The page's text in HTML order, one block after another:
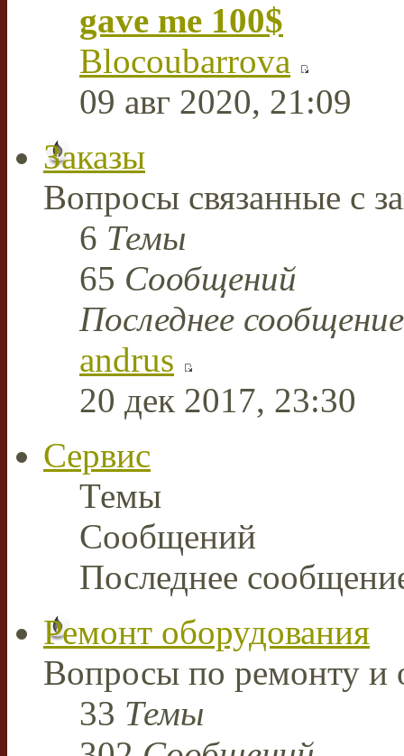
gave me 100$
Blocoubarrova
09 авг 2020, 21:09
Заказы
Вопросы связанные с
6 Темы
65 Сообщений
Последнее сообщение
andrus
20 дек 2017, 23:30
Сервис
Темы
Сообщений
Последнее
Ремонт оборудования
Вопросы по ремонту и
33 Темы